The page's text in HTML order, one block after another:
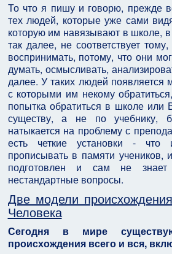
То что я пишу и говорю, прежде
тех людей, которые уже сами
которую им навязывают в школе,
так далее, не соответствует
воспринимать, потому, что они
думать, осмысливать,
далее. У таких людей появляется
с которыми им некому
попытка обратиться в школе
существу, а не по учебнику,
натыкается на проблему с
есть четкие установки -
прописывать в памяти
подготовлен и сам не
нестандартные вопросы.
Две модели
Человека
Сегодня в мире
происхождения всего и вся,